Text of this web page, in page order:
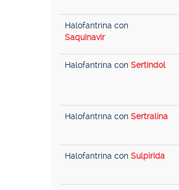
Halofantrina con
Saquinavir
Halofantrina con Sertindol
Halofantrina con Sertralina
Halofantrina con Sulpirida